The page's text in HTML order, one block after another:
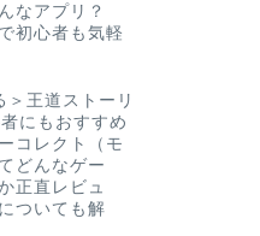
なアプリ？
初心者も気軽
＞王道ストーリ
にもおすすめ
コレクト（モ
どんなゲー
正直レビュ
ついても解